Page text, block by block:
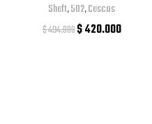
Shaft,502,Cascos
$494.000$420.000